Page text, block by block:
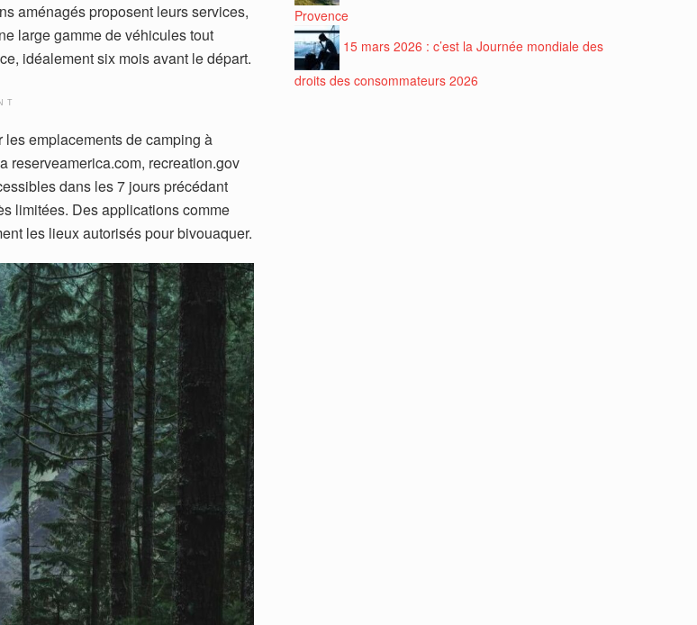
aménagés proposent leurs services,
large gamme de véhicules tout
idéalement six mois avant le départ.
emplacements de camping à
reserveamerica.com, recreation.gov
dans les 7 jours précédant
limitées. Des applications comme
les lieux autorisés pour bivouaquer.
Provence
15 mars 2026 : c’est la Journée mondiale des
droits des consommateurs 2026